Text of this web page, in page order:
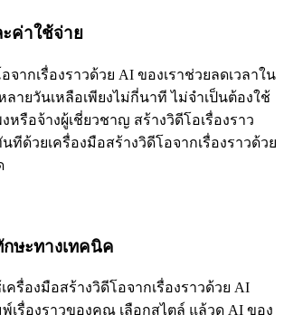
ค่าใช้จ่าย
จากเรื่องราวด้วย AI ของเราช่วยลดเวลาใน
ายวันเหลือเพียงไม่กี่นาที ไม่จำเป็นต้องใช้
รือจ้างผู้เชี่ยวชาญ สร้างวิดีโอเรื่องราว
ทีด้วยเครื่องมือสร้างวิดีโอจากเรื่องราวด้วย
ษะทางเทคนิค
ครื่องมือสร้างวิดีโอจากเรื่องราวด้วย AI
พ์เรื่องราวของคุณ เลือกสไตล์ แล้วดู AI ของ